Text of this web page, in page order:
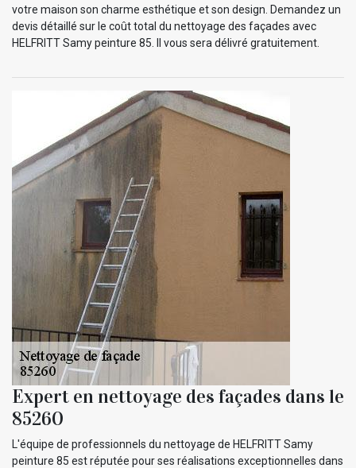
votre maison son charme esthétique et son design. Demandez un
devis détaillé sur le coût total du nettoyage des façades avec
HELFRITT Samy peinture 85. Il vous sera délivré gratuitement.
Expert en nettoyage des façades dans le
85260
L'équipe de professionnels du nettoyage de HELFRITT Samy
peinture 85 est réputée pour ses réalisations exceptionnelles dans